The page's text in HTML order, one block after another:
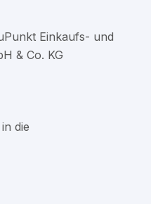
Einkaufs- und
& Co. KG
die